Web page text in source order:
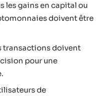
les gains en capital ou
doivent être
transactions doivent
pour une
de